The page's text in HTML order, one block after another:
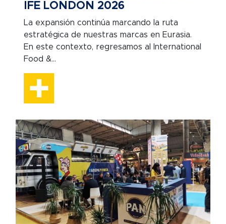
IFE LONDON 2026
La expansión continúa marcando la ruta
estratégica de nuestras marcas en Eurasia.
En este contexto, regresamos al International
Food &...